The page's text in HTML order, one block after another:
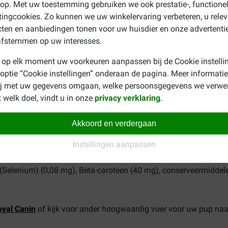
Met uw toestemming gebruiken we ook prestatie-,
Zo kunnen we uw winkelervaring verbeteren, u
en aanbiedingen tonen voor uw huisdier en onze
op uw interesses.
op elk moment uw voorkeuren aanpassen bij de Cookie
“Cookie instellingen” onderaan de pagina. Meer
met uw gegevens omgaan, welke persoonsgegevens we
welk doel, vindt u in onze privacy verklaring.
Akkoord en verdergaan
Instellingen aanpassen
g 744 g 843 g 1031 g 1164 g
Starter Mother and Babydog
dierlijke vetten, isolaat van plantaardige eiwitten*,
Fructo-Oligo-Sacchariden, psylliumschil en
(Afrikaan) extract (bron van luteïne).
verteerbaarheid.
vet (22%), ruwe as (6,9%), ruwe celstof (1,8%).
A (13.900 IE/kg), vitamine D3 (1.200 IE/kg), E1 (IJzer)
(0,08 mg), Bèta-caroteen (40 mg),
Canin of kijk voor ander hoogwaardig voer voor uw pup